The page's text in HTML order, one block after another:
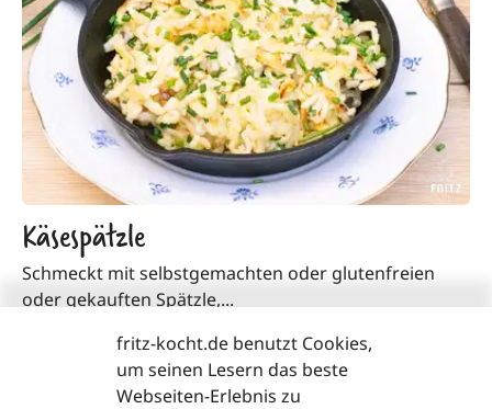
Käsespätzle
Schmeckt mit selbstgemachten oder glutenfreien
oder gekauften Spätzle,...
Zum Rezeptfritz-kocht.de benutzt Cookies,
um seinen Lesern das beste
Webseiten-Erlebnis zu